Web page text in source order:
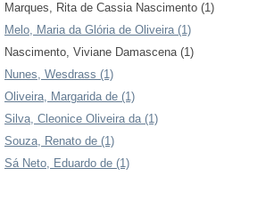
Marques, Rita de Cassia Nascimento (1)
Melo, Maria da Glória de Oliveira (1)
Nascimento, Viviane Damascena (1)
Nunes, Wesdrass (1)
Oliveira, Margarida de (1)
Silva, Cleonice Oliveira da (1)
Souza, Renato de (1)
Sá Neto, Eduardo de (1)